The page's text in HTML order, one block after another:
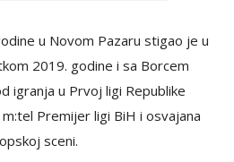
u Novom Pazaru stigao je u
2019. godine i sa Borcem
igranja u Prvoj ligi Republike
Premijer ligi BiH i osvajana
sceni.